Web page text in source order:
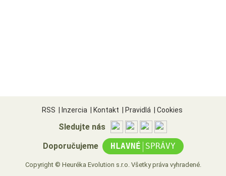
RSS Inzercia Kontakt Pravidlá Cookies
Sledujte nás
Doporučujeme HLAVNÉ | SPRÁVY
Copyright © Heuréka Evolution s.r.o. Všetky práva vyhradené.